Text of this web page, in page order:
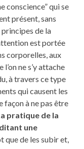
conscience” qui se
présent, sans
de la
est portée
corporelles, aux
ne s’y attache
à travers ce type
qui causent les
façon à ne pas être
pratique de la
une
que de les subir et,